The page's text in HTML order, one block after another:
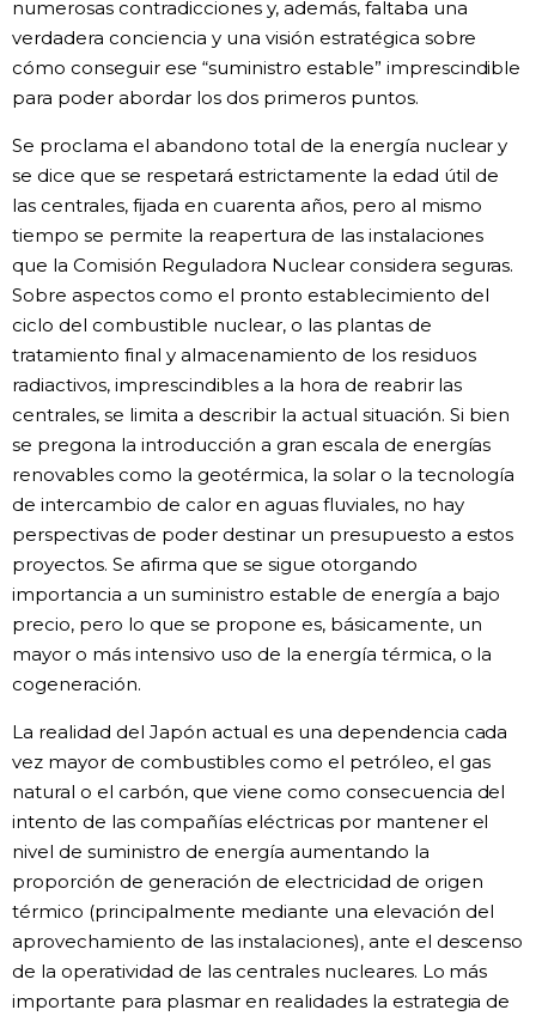
numerosas contradicciones y, además, faltaba una
verdadera conciencia y una visión estratégica sobre
cómo conseguir ese “suministro estable” imprescindible
para poder abordar los dos primeros puntos.
Se proclama el abandono total de la energía nuclear y
se dice que se respetará estrictamente la edad útil de
las centrales, fijada en cuarenta años, pero al mismo
tiempo se permite la reapertura de las instalaciones
que la Comisión Reguladora Nuclear considera seguras.
Sobre aspectos como el pronto establecimiento del
ciclo del combustible nuclear, o las plantas de
tratamiento final y almacenamiento de los residuos
radiactivos, imprescindibles a la hora de reabrir las
centrales, se limita a describir la actual situación. Si bien
se pregona la introducción a gran escala de energías
renovables como la geotérmica, la solar o la tecnología
de intercambio de calor en aguas fluviales, no hay
perspectivas de poder destinar un presupuesto a estos
proyectos. Se afirma que se sigue otorgando
importancia a un suministro estable de energía a bajo
precio, pero lo que se propone es, básicamente, un
mayor o más intensivo uso de la energía térmica, o la
cogeneración.
La realidad del Japón actual es una dependencia cada
vez mayor de combustibles como el petróleo, el gas
natural o el carbón, que viene como consecuencia del
intento de las compañías eléctricas por mantener el
nivel de suministro de energía aumentando la
proporción de generación de electricidad de origen
térmico (principalmente mediante una elevación del
aprovechamiento de las instalaciones), ante el descenso
de la operatividad de las centrales nucleares. Lo más
importante para plasmar en realidades la estrategia de